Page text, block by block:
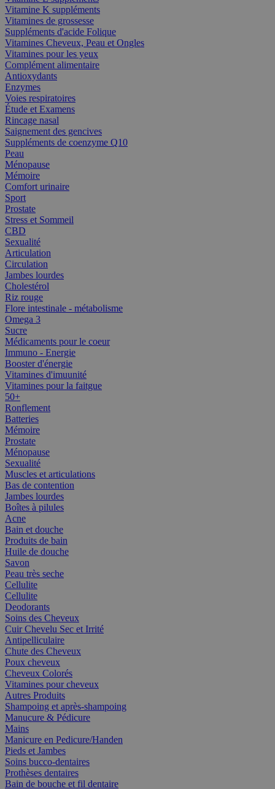
Vitamine K suppléments
Vitamines de grossesse
Suppléments d'acide Folique
Vitamines Cheveux, Peau et Ongles
Vitamines pour les yeux
Complément alimentaire
Antioxydants
Enzymes
Voies respiratoires
Étude et Examens
Rincage nasal
Saignement des gencives
Suppléments de coenzyme Q10
Peau
Ménopause
Mémoire
Comfort urinaire
Sport
Prostate
Stress et Sommeil
CBD
Sexualité
Articulation
Circulation
Jambes lourdes
Cholestérol
Riz rouge
Flore intestinale - métabolisme
Omega 3
Sucre
Médicaments pour le coeur
Immuno - Energie
Booster d'énergie
Vitamines d'imuunité
Vitamines pour la faitgue
50+
Ronflement
Batteries
Mémoire
Prostate
Ménopause
Sexualité
Muscles et articulations
Bas de contention
Jambes lourdes
Boîtes à pilules
Acne
Bain et douche
Produits de bain
Huile de douche
Savon
Peau très seche
Cellulite
Cellulite
Deodorants
Soins des Cheveux
Cuir Chevelu Sec et Irrité
Antipelliculaire
Chute des Cheveux
Poux cheveux
Cheveux Colorés
Vitamines pour cheveux
Autres Produits
Shampoing et après-shampoing
Manucure & Pédicure
Mains
Manicure en Pedicure/Handen
Pieds et Jambes
Soins bucco-dentaires
Prothèses dentaires
Bain de bouche et fil dentaire